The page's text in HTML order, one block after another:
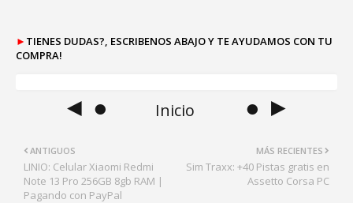
► TIENES DUDAS?, ESCRIBENOS ABAJO Y TE AYUDAMOS CON TU
COMPRA!
◄ ● Inicio ● ►
MÁS RECIENTES
Sim Traxx: +40 Pistas gratis en
Assetto Corsa PC
ANTIGUOS
LINIO: Celular Xiaomi Redmi
Note 13 Pro 256GB 8gb RAM |
Pagando con PayPal